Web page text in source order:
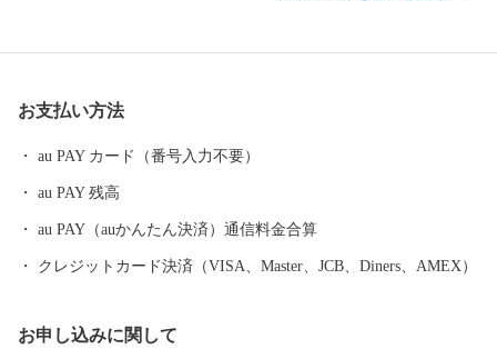
ぱいお届けしていきます！ 応援よろしくお願いいたします♪ 皆様
お支払い方法
au PAY カード（番号入力不要）
au PAY 残高
au PAY（auかんたん決済）通信料金合算
クレジットカード決済（VISA、Master、JCB、Diners、AMEX）
お申し込みに関して